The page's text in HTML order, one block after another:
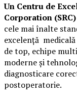
Un Centru de
Corporation (SRC)
cele mai înalte
excelență
de top, echipe
moderne și
diagnosticare
postoperatorie.